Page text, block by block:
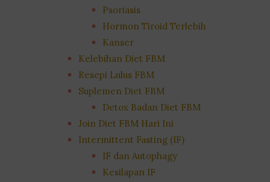
Psoriasis
Hormon Tiroid Terlebih
Kanser
Kelebihan Diet FBM
Resepi Lulus FBM
Suplemen Diet FBM
Detox Badan Diet FBM
Join Diet FBM Hari Ini
Intermittent Fasting (IF)
IF dan Autophagy
Kesilapan IF